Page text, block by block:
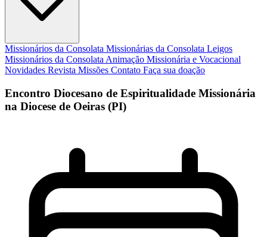
Missionários da Consolata Missionárias da Consolata Leigos
Missionários da Consolata Animação Missionária e Vocacional
Novidades Revista Missões Contato Faça sua doação
Encontro Diocesano de Espiritualidade Missionária
na Diocese de Oeiras (PI)